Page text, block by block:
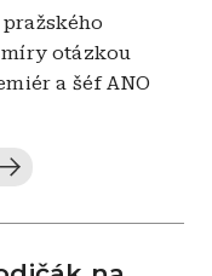
otázkou
a šéf ANO